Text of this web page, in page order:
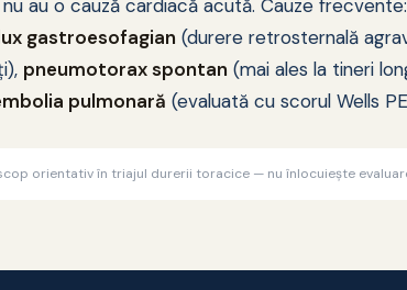
au o cauză cardiacă acută. Cauze frecvente:
gastroesofagian (durere retrosternală
pneumotorax spontan (mai ales la tineri
pulmonară (evaluată cu scorul Wells
orientativ în triajul durerii toracice — nu înlocuiește